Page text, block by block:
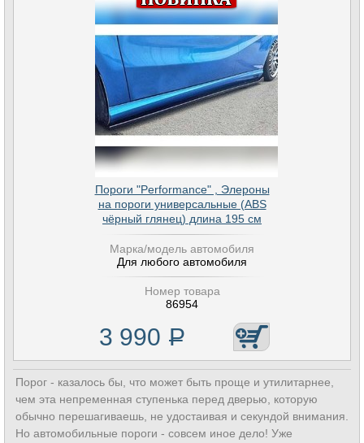
Пороги "Performance" , Элероны
на пороги универсальные (ABS
чёрный глянец) длина 195 см
Марка/модель автомобиля
Для любого автомобиля
Номер товара
86954
3 990 Р
Порог - казалось бы, что может быть проще и утилитарнее,
чем эта непременная ступенька перед дверью, которую
обычно перешагиваешь, не удостаивая и секундой внимания.
Но автомобильные пороги - совсем иное дело! Уже